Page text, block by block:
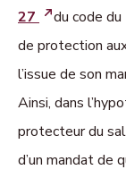
27
du code
de protection
l’issue de son
Ainsi, dans
protecteur du
d’un mandat de